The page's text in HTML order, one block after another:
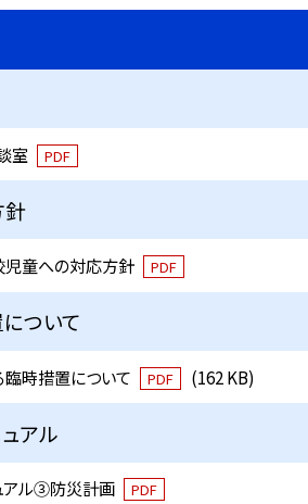
室 PDF
針
児童への対応方針 PDF
ついて
時措置について PDF (162 KB)
アル
アル③防災計画 PDF